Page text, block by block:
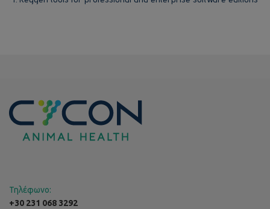
Τηλέφωνο:
+30 231 068 3292